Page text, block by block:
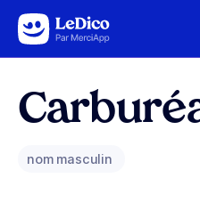
Aller au contenu
nom masculin